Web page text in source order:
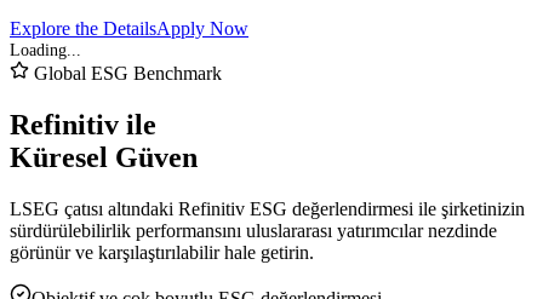
Explore the DetailsApply Now
Global ESG Benchmark
Refinitiv ile
Küresel Güven
LSEG çatısı altındaki Refinitiv ESG değerlendirmesi ile şirketinizin
sürdürülebilirlik performansını uluslararası yatırımcılar nezdinde
görünür ve karşılaştırılabilir hale getirin.